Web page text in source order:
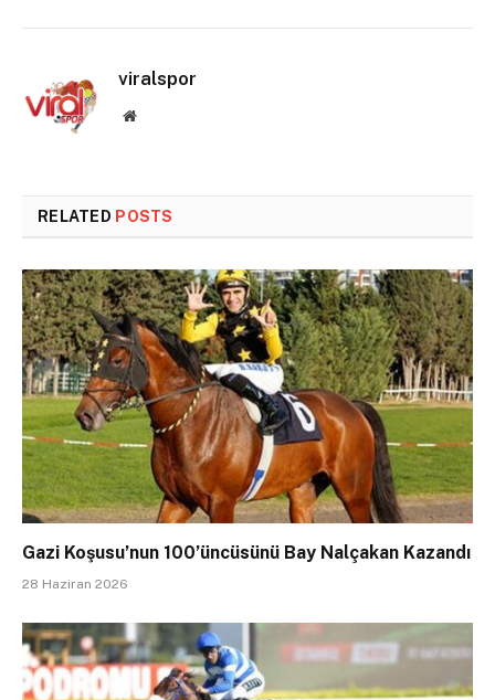
viralspor
Website
RELATED POSTS
Gazi Koşusu’nun 100’üncüsünü Bay Nalçakan Kazandı
28 Haziran 2026